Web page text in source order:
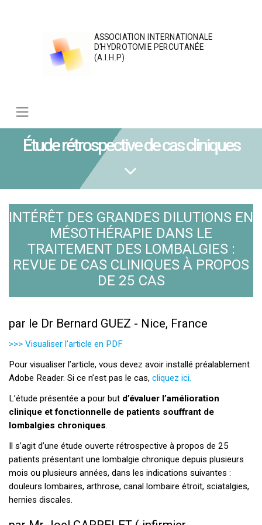
ASSOCIATION INTERNATIONALE
D'HYDROTOMIE PERCUTANÉE
(A.I.H.P)
Étude rétrospective de cas cliniques
INTÉRÊT DES GRANDES DILUTIONS EN
MÉSOTHÉRAPIE DANS LE
TRAITEMENT DES LOMBALGIES :
REVUE DE CAS CLINIQUES À PROPOS
DE 25 CAS
par le Dr Bernard GUEZ - Nice, France
>>> Visualiser l’article en PDF
Pour visualiser l’article, vous devez avoir installé préalablement
Adobe Reader. Si ce n’est pas le cas, cliquez ici.
L’étude présentée a pour but d’évaluer l’amélioration
clinique et fonctionnelle de patients souffrant de
lombalgies chroniques.
Il s’agit d’une étude ouverte rétrospective à propos de 25
patients présentant une lombalgie chronique depuis plusieurs
mois ou plusieurs années, dans les indications suivantes :
douleurs lombaires, arthrose, canal lombaire étroit, sciatalgies,
hernies discales.